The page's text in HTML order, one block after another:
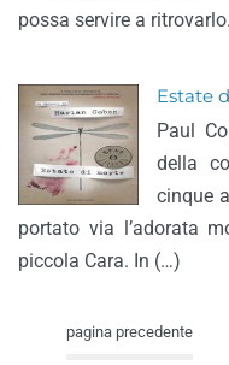
possa servire a
Estate
Paul
della
cinque
portato via l’adorata
piccola Cara. In (…)
pagina precedente